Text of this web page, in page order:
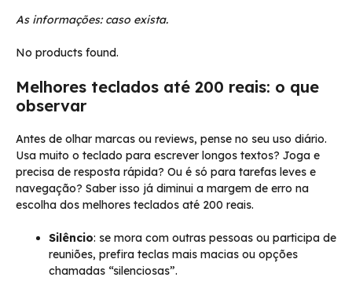
As informações: caso exista.
No products found.
Melhores teclados até 200 reais: o que
observar
Antes de olhar marcas ou reviews, pense no seu uso diário.
Usa muito o teclado para escrever longos textos? Joga e
precisa de resposta rápida? Ou é só para tarefas leves e
navegação? Saber isso já diminui a margem de erro na
escolha dos melhores teclados até 200 reais.
Silêncio: se mora com outras pessoas ou participa de
reuniões, prefira teclas mais macias ou opções
chamadas “silenciosas”.